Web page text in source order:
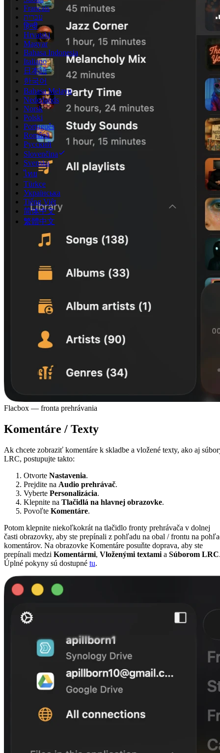
Français
עברית
हिन्दी
Hrvatski
Magyar
Bahasa Indonesia
Italiano
日本語
한국어
Bahasa Melayu
Nederlands
Norsk
Polski
Português
Română
Русский
Slovenčina
Svenska
ไทย
Türkçe
Українська
Tiếng Việt
简体中文
繁體中文
Flacbox — fronta prehrávania
Komentáre / Texty
Ak chcete zobraziť komentáre k skladbe a vložené texty, ako aj
LRC, postupujte takto:
Otvorte Nastavenia.
Prejdite na Audio prehrávač.
Vyberte Personalizácia.
Klepnite na Tlačidlá na hlavnej obrazovke.
Povoľte Komentáre.
Potom klepnite niekoľkokrát na tlačidlo fronty prehrávača v dolnej
časti obrazovky, aby ste prepínali z pohľadu na obal / frontu na
komentárov. Na obrazovke Komentáre posuňte doprava, aby ste
prepínali medzi Komentármi, Vloženými textami a Súborom LRC
Úplné pokyny sú dostupné tu.